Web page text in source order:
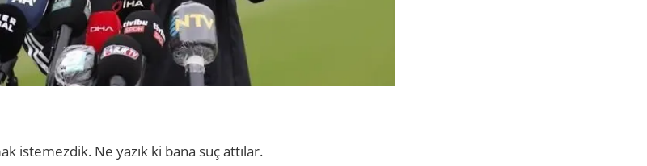
istemezdik. Ne yazık ki bana suç attılar.